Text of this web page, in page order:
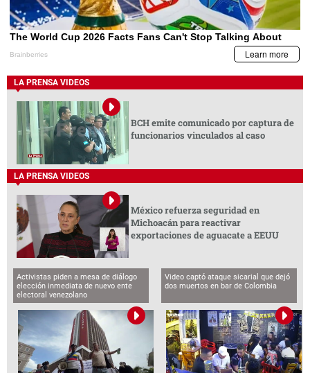
LA PRENSA VIDEOS
BCH emite comunicado por captura de
funcionarios vinculados al caso
LA PRENSA VIDEOS
México refuerza seguridad en
Michoacán para reactivar
exportaciones de aguacate a EEUU
Activistas piden a mesa de diálogo
elección inmediata de nuevo ente
electoral venezolano
Video captó ataque sicarial que dejó
dos muertos en bar de Colombia